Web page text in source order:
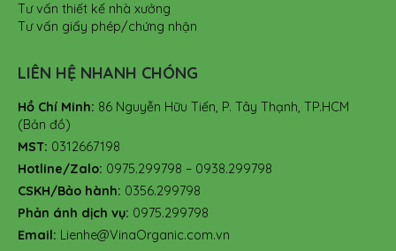
Tư vấn thiết kế nhà xưởng
Tư vấn giấy phép/chứng nhận
LIÊN HỆ NHANH CHÓNG
Hồ Chí Minh: 86 Nguyễn Hữu Tiến, P. Tây Thạnh, TP.HCM
(Bản đồ)
MST: 0312667198
Hotline/Zalo: 0975.299798 – 0938.299798
CSKH/Bảo hành: 0356.299798
Phản ánh dịch vụ: 0975.299798
Email: Lienhe@VinaOrganic.com.vn